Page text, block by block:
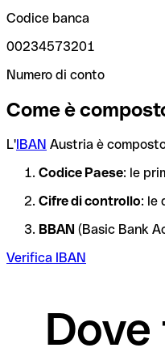
Codice banca
00234573201
Numero di conto
Come è
L'IBAN Austria è
Codice Paese: le
Cifre di controllo: le
BBAN (Basic Bank
Verifica IBAN